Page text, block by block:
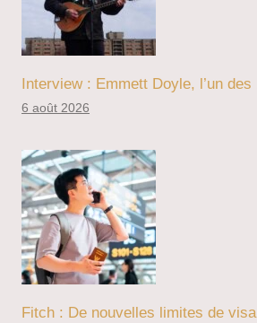
Interview : Emmett Doyle, l’un
6 août 2026
Fitch : De nouvelles limites de